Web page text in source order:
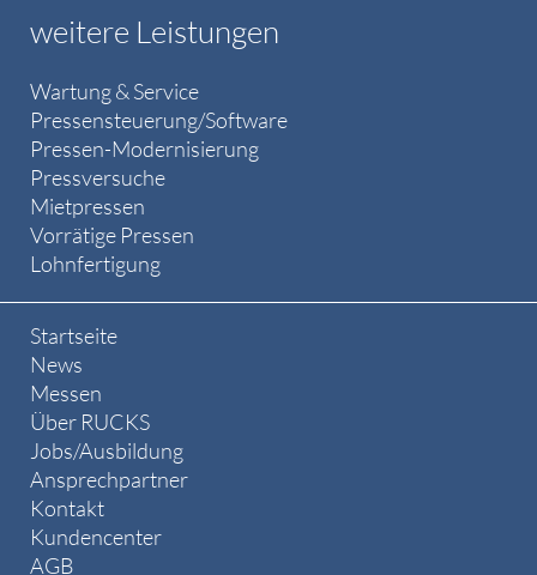
weitere Leistungen
Wartung & Service
Pressensteuerung/Software
Pressen-Modernisierung
Pressversuche
Mietpressen
Vorrätige Pressen
Lohnfertigung
Startseite
News
Messen
Über RUCKS
Jobs/Ausbildung
Ansprechpartner
Kontakt
Kundencenter
AGB